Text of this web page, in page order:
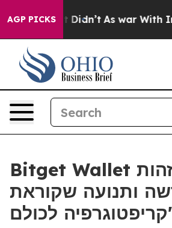
AGP PICKS
Well, it Didn’t As war With Iran
Bitget Wallet משיקה זהות
ותנועה שקוראת